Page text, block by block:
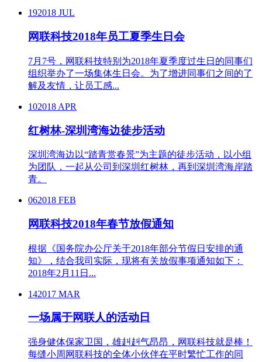
192018 JUL
网联科技2018年员工夏季生日会
7月7号，网联科技特别为2018年夏季度过生日的同事们
组织举办了一场集体生日会。为了增进同事们之间的了
解及友情，让员工感...
102018 APR
红树林-深圳湾海边徒步活动
深圳湾海边以“踏青赏春景”为主题的徒步活动，以小组
为团队，一起从公司到深圳红树林，再到深圳湾海岸踏
青。
062018 FEB
网联科技2018年春节放假通知
根据《国务院办公厅关于2018年部分节假日安排的通
知》，结合我司实际，现将有关放假事项通知如下：
2018年2月11日...
142017 MAR
一场属于网联人的活动日
强身健体保家卫国，雄赳赳气昂昂，网联科技就是棒！
每缝小周网联科技的全体小伙伴在平时繁忙工作的同